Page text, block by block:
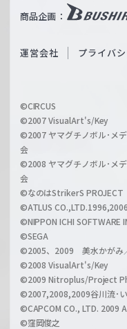
ß
c
a
r
z
商品企画：
運営会社 プライバ
©CIRCUS
©2007 VisualArt's/Key
©2007 ヤマグチノボル･メ
会
©2008 ヤマグチノボル･メ
会
©なのはStrikerS PROJECT
©ATLUS
©NIPPON ICHI
©SEGA
©2005、2009 美水かがみ
©2008 VisualArt's/Key
©2009 Nitroplus/Project
©2007,2008,2009谷川流･
©CAPCOM CO., LTD. 2009
©窪岡俊之